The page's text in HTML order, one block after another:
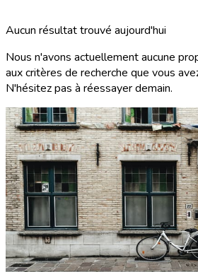
Aucun résultat trouvé aujourd'hui
Nous n'avons actuellement aucune
aux critères de recherche que vous
N'hésitez pas à réessayer demain.